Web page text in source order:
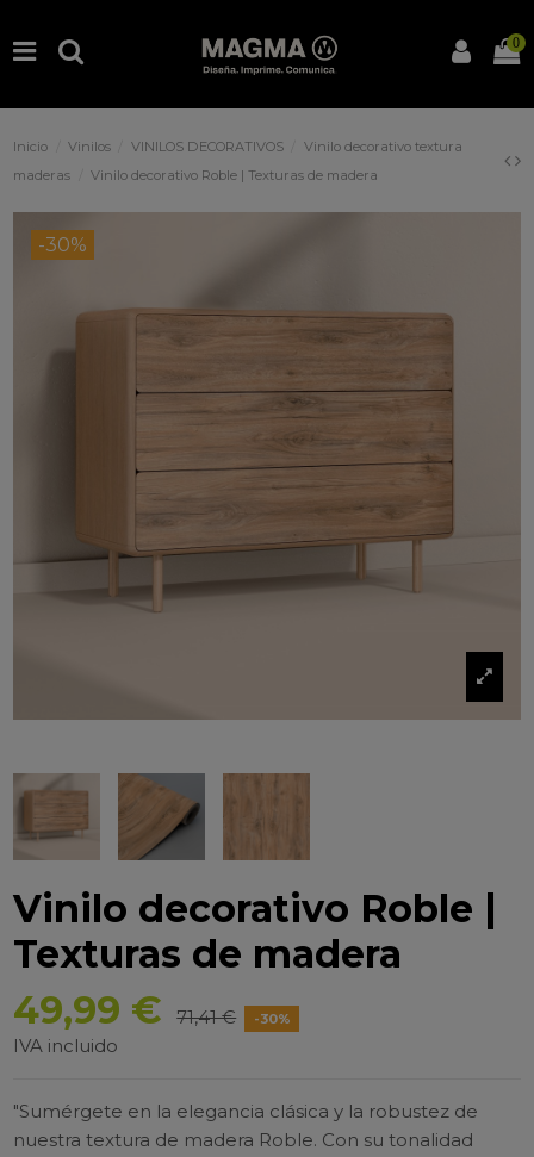
0
Inicio Vinilos VINILOS DECORATIVOS
Vinilo decorativo textura
maderas
Vinilo decorativo Roble | Texturas de madera
-30%
Vinilo decorativo Roble |
Texturas de madera
49,99 €
71,41 € -30%
IVA incluido
"Sumérgete en la elegancia clásica y la robustez de
nuestra textura de madera Roble. Con su tonalidad